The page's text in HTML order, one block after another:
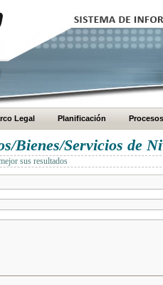
Legal Planificación Procesos
Bienes/Servicios de
sus resultados